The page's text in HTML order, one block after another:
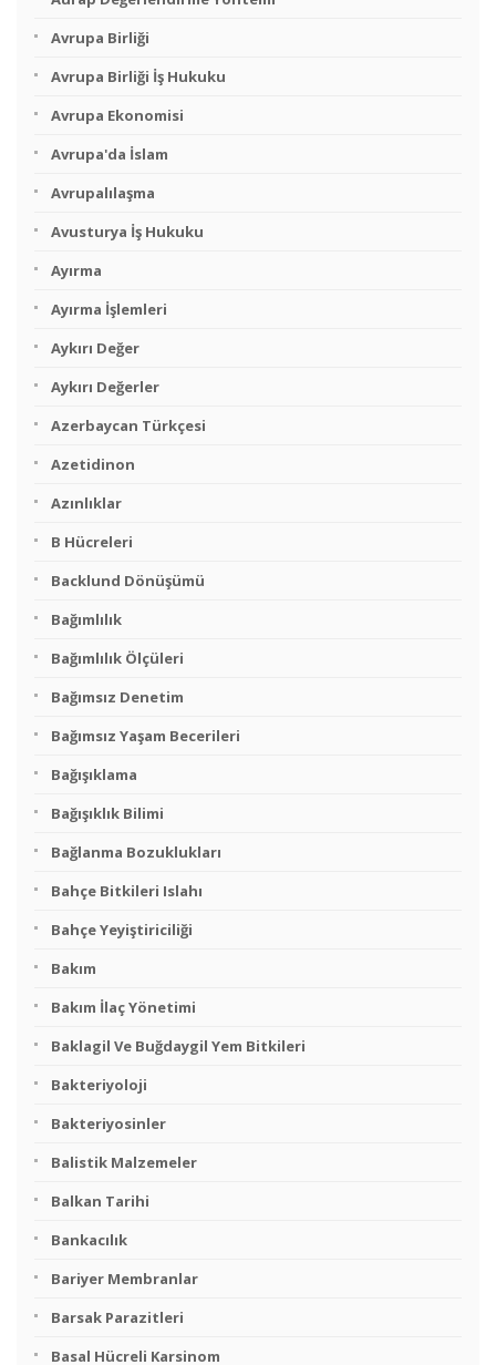
Avrupa Birliği
Avrupa Birliği İş Hukuku
Avrupa Ekonomisi
Avrupa'da İslam
Avrupalılaşma
Avusturya İş Hukuku
Ayırma
Ayırma İşlemleri
Aykırı Değer
Aykırı Değerler
Azerbaycan Türkçesi
Azetidinon
Azınlıklar
B Hücreleri
Backlund Dönüşümü
Bağımlılık
Bağımlılık Ölçüleri
Bağımsız Denetim
Bağımsız Yaşam Becerileri
Bağışıklama
Bağışıklık Bilimi
Bağlanma Bozuklukları
Bahçe Bitkileri Islahı
Bahçe Yeyiştiriciliği
Bakım
Bakım İlaç Yönetimi
Baklagil Ve Buğdaygil Yem Bitkileri
Bakteriyoloji
Bakteriyosinler
Balistik Malzemeler
Balkan Tarihi
Bankacılık
Bariyer Membranlar
Barsak Parazitleri
Basal Hücreli Karsinom